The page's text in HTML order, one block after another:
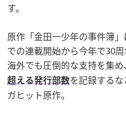
す。
原作「金田一少年の事件簿
での連載開始から今年で30
海外でも圧倒的な支持を集め、
超える発行部数を記録する
ガヒット原作。